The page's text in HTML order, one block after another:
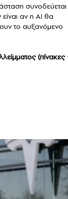
συνοδεύεται
αν η AI θα
το αυξανόμενο
(πίνακες